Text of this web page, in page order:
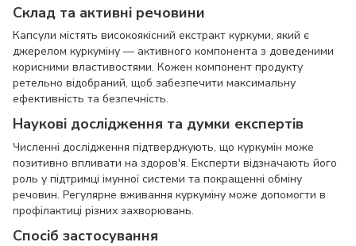
Склад та активні речовини
Капсули містять високоякісний екстракт куркуми, який є
джерелом куркуміну — активного компонента з доведеними
корисними властивостями. Кожен компонент продукту
ретельно відобраний, щоб забезпечити максимальну
ефективність та безпечність.
Наукові дослідження та думки експертів
Численні дослідження підтверджують, що куркумін може
позитивно впливати на здоров'я. Експерти відзначають його
роль у підтримці імунної системи та покращенні обміну
речовин. Регулярне вживання куркуміну може допомогти в
профілактиці різних захворювань.
Спосіб застосування